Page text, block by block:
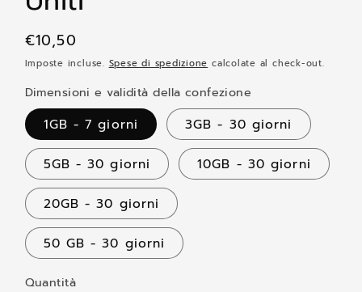
Prezzo
di
€10,50
Imposte incluse. Spese di spedizione calcolate al check-out.
Dimensioni e validità della confezione
1GB - 7 giorni 3GB - 30 giorni
5GB - 30 giorni 10GB - 30 giorni
20GB - 30 giorni
50 GB - 30 giorni
Quantità